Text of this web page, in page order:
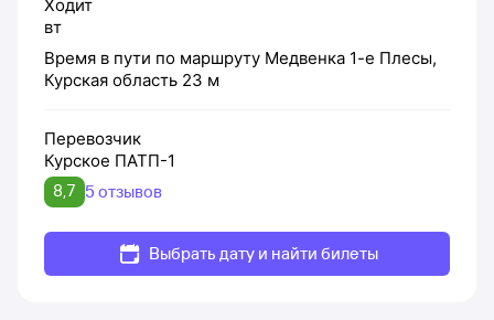
Ходит
вт
Время в пути по маршруту Медвенка 1-е Плесы,
Курская область 23 м
Перевозчик
Курское ПАТП-1
8,7 5 отзывов
Выбрать дату и найти билеты